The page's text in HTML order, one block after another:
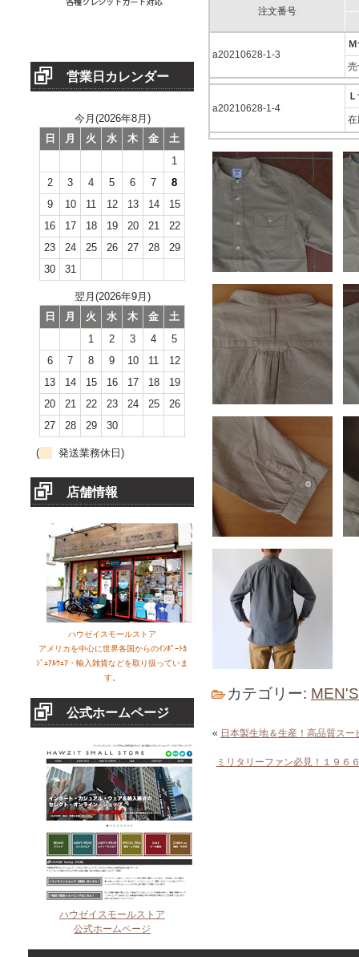
営業日カレンダー
今月(2026年8月)
日
月 火 水 木 金
土
1
2
3 4 5 6 7
8
9
10 11 12 13 14
15
16
17 18 19 20 21
22
23
24 25 26 27 28
29
30
31
翌月(2026年9月)
日
月 火 水 木 金
土
1
2 3 4
5
6
7 8 9 10 11
12
13
14 15 16 17 18
19
20
21 22 23 24 25
26
27
28 29 30
( 発送業務休日)
店舗情報
ハウゼイスモールストア
アメリカを中心に世界各国からのｲﾝﾎﾟｰﾄｶ
ｼﾞｭｱﾙｳｪｱ・輸入雑貨などを取り扱っていま
す。
公式ホームページ
ハウゼイスモールストア
公式ホームページ
注文番号
a20210628-1-3
a20210628-1-4
カテゴリー:
« 日本製生地＆生産！高品質ス
ミリタリーファン必見！１９６